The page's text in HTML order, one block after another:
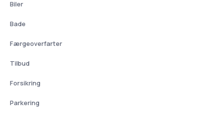
Biler
Bade
Færgeoverfarter
Tilbud
Forsikring
Parkering